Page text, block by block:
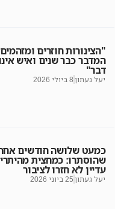
"הצינורות חוזרים
המדבר כבר שנים ואיש
דבר"
יעל געתון 8 ביולי 2026
כמעט שלושה חודשים
שהוסתרו: כמחצית
עדיין לא חזרו לציבור
יעל געתון 25 ביוני 2026